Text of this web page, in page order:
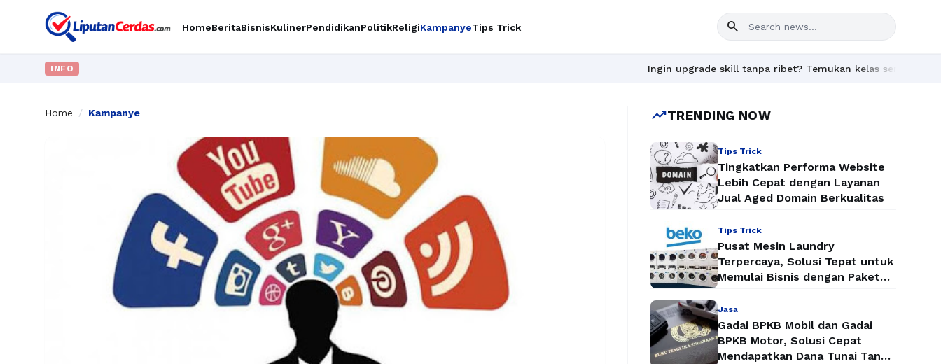
HomeBeritaBisnisKulinerPendidikanPolitikReligiKampanyeTips Trick search
INFO Ingin upgrade skill tanpa ribet? Temukan kelas seru dan materi
Home / Kampanye trending_upTRENDING NOW
Tips Trick
Tingkatkan Performa Website
Lebih Cepat dengan Layanan
Jual Aged Domain Berkualitas
Tips Trick
Pusat Mesin Laundry
Terpercaya, Solusi Tepat untuk
Memulai Bisnis dengan Paket
Jasa
Gadai BPKB Mobil dan Gadai
BPKB Motor, Solusi Cepat
Mendapatkan Dana Tunai Tanpa